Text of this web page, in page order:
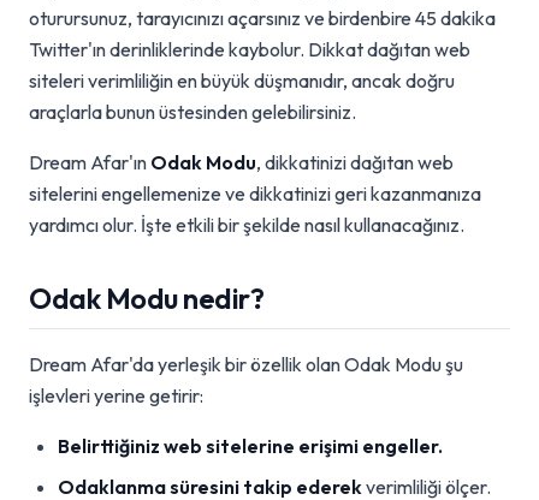
oturursunuz, tarayıcınızı açarsınız ve birdenbire 45 dakika
Twitter'ın derinliklerinde kaybolur. Dikkat dağıtan web
siteleri verimliliğin en büyük düşmanıdır, ancak doğru
araçlarla bunun üstesinden gelebilirsiniz.
Dream Afar'ın Odak Modu, dikkatinizi dağıtan web
sitelerini engellemenize ve dikkatinizi geri kazanmanıza
yardımcı olur. İşte etkili bir şekilde nasıl kullanacağınız.
Odak Modu nedir?
Dream Afar'da yerleşik bir özellik olan Odak Modu şu
işlevleri yerine getirir:
Belirttiğiniz web sitelerine erişimi engeller.
Odaklanma süresini takip ederekverimliliği ölçer.